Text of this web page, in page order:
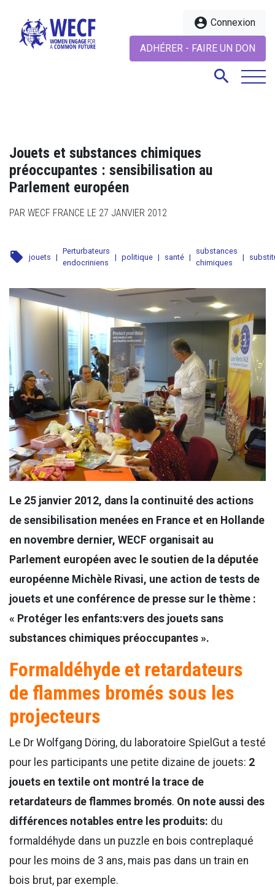
account_circle Connexion
ADHÉRER - FAIRE UN DON
search
Jouets et substances chimiques
préoccupantes : sensibilisation au
Parlement européen
PAR WECF FRANCE LE 27 JANVIER 2012
local_offer jouets |
Perturbateurs
endocriniens
| politique | santé |
substances
chimiques
|
Le 25 janvier 2012, dans la continuité des actions
de sensibilisation menées en France et en Hollande
en novembre dernier, WECF organisait au
Parlement européen avec le soutien de la députée
européenne Michèle Rivasi, une action de tests de
jouets et une conférence de presse sur le thème :
« Protéger les enfants:vers des jouets sans
substances chimiques préoccupantes ».
Formaldéhyde et retardateurs
de flammes bromés sous les
projecteurs
Le Dr Wolfgang Döring, du laboratoire SpielGut a testé
pour les participants une petite dizaine de jouets: 2
jouets en textile ont montré la trace de
retardateurs de flammes bromés. On note aussi des
différences notables entre les produits: du
formaldéhyde dans un puzzle en bois contreplaqué
pour les moins de 3 ans, mais pas dans un train en
bois brut, par exemple.